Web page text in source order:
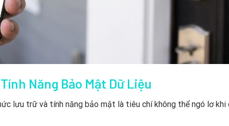
Năng Bảo Mật Dữ Liệu
lưu trữ và tính năng bảo mật là tiêu chí không thể ngó lơ khi